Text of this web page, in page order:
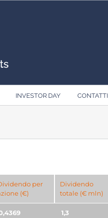
INVESTOR DAY CONTATTI
per
(€)
Dividendo
totale (€ mln)
1,3